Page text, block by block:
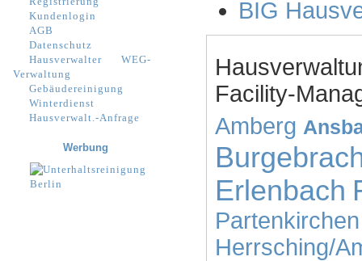
BIG
Facility-
Amberg
Erlenbach
Partenkirchen
Herrsching/
Kundenlogin
AGB
Datenschutz
Hausverwalter
WEG-
Verwaltung
Gebäudereinigung
Winterdienst
Hausverwalt.-Anfrage
Werbung